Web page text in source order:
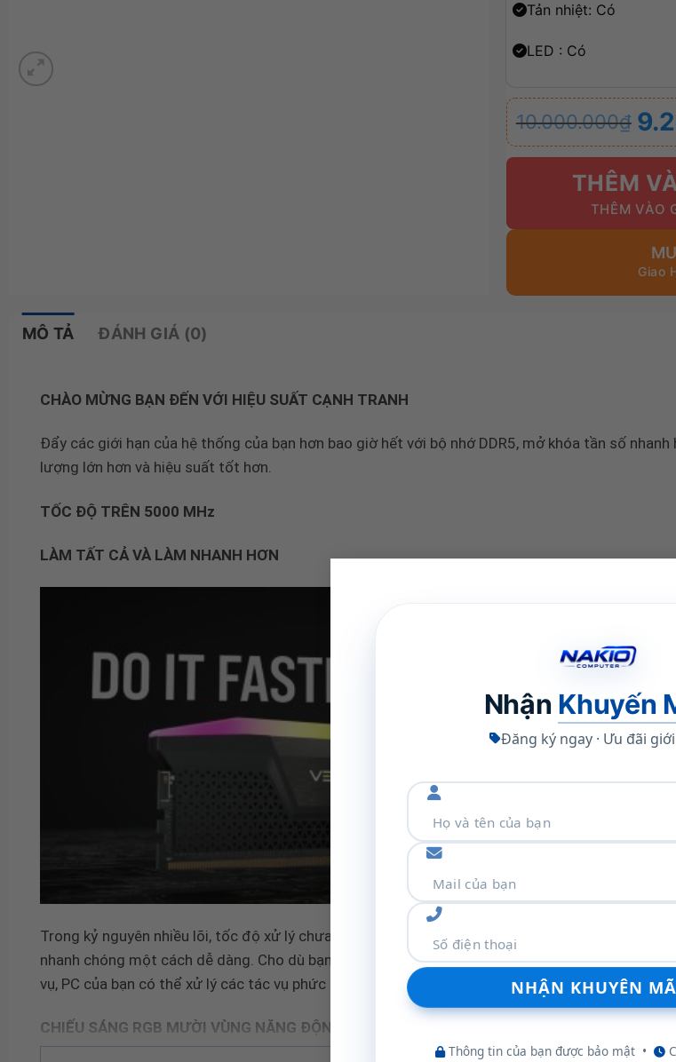
Nhận Khuyến
Đăng ký ngay · Ưu đãi
Thông tin của bạn được bảo mật •
Tản nhiệt: Có
LED : Có
10.000.000₫
Giá
là:
10.000.000₫.
Giá
tại
9.200.000₫.
THÊM
MÔ TẢ ĐÁNH GIÁ (0)
CHÀO MỪNG BẠN ĐẾN VỚI HIỆU SUẤT CẠNH TRANH
Đẩy các giới hạn của hệ thống của bạn hơn bao giờ hết với bộ nhớ DDR5, mở khóa tần số nhanh
lượng lớn hơn và hiệu suất tốt hơn.
TỐC ĐỘ TRÊN 5000 MHz
LÀM TẤT CẢ VÀ LÀM NHANH HƠN
Trong kỷ nguyên nhiều lõi, tốc độ xử lý chưa từng có của DDR5 đảm bảo CPU cao cấp của bạn
nhanh chóng một cách dễ dàng. Cho dù bạn đang chơi game, tạo nội dung, mở 100 tab hay
vụ, PC của bạn có thể xử lý các tác vụ phức tạp nhanh hơn bao giờ hết.
CHIẾU SÁNG RGB MƯỜI VÙNG NĂNG ĐỘNG